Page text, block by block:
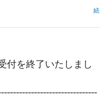
付を終了いたしまし